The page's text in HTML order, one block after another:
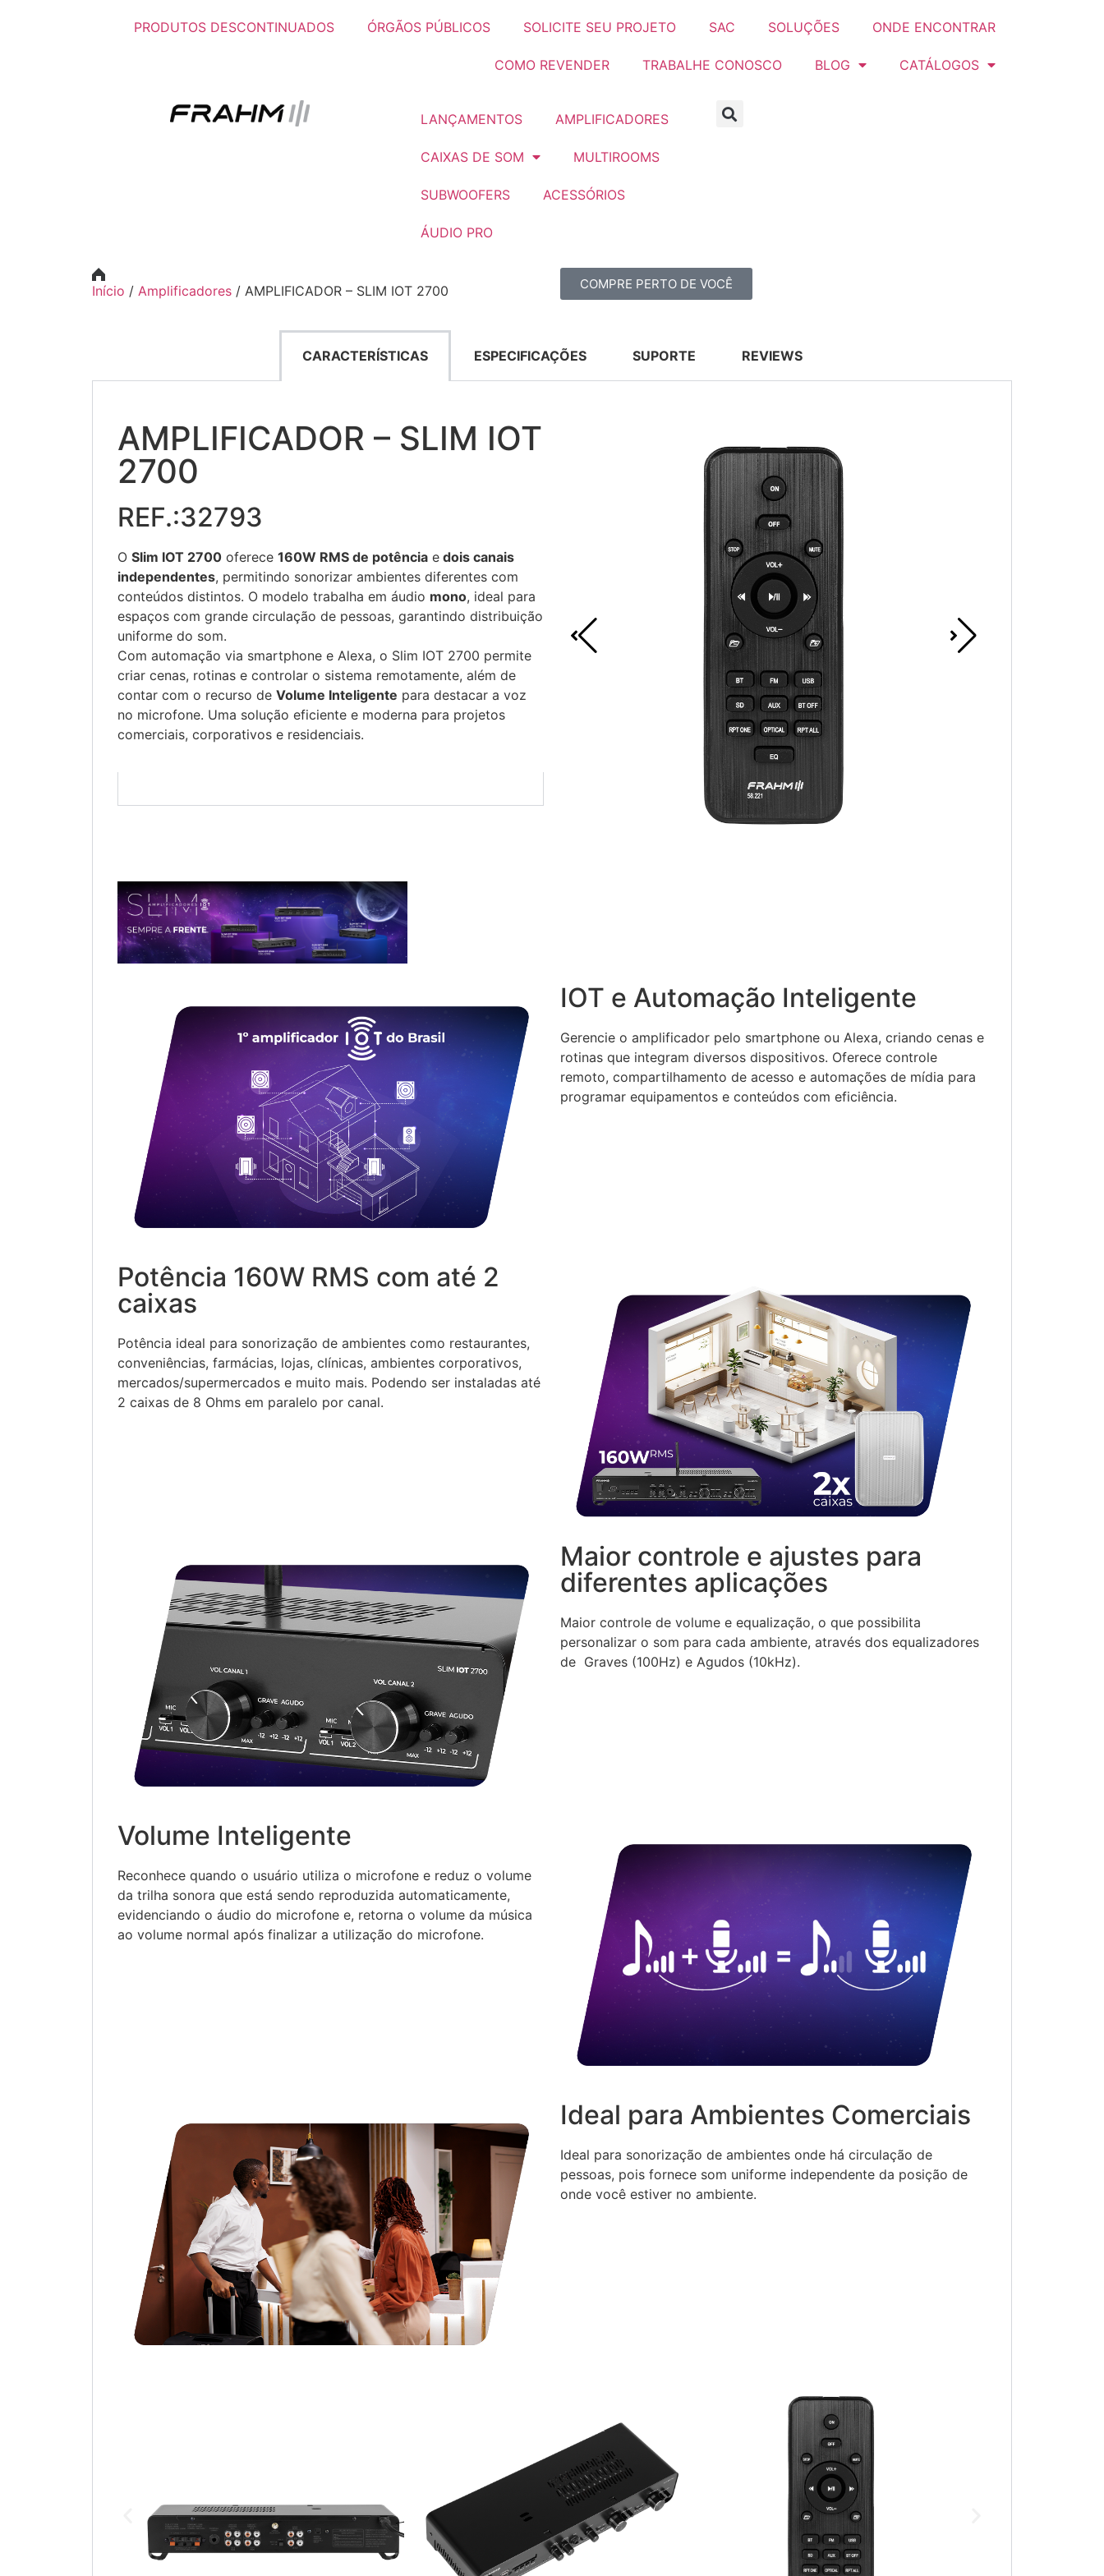
PRODUTOS DESCONTINUADOS ÓRGÃOS PÚBLICOS SOLICITE SEU PROJETO SAC SOLUÇÕES ONDE ENCONTRAR
COMO REVENDER TRABALHE CONOSCO BLOG CATÁLOGOS
LANÇAMENTOS AMPLIFICADORES
CAIXAS DE SOM MULTIROOMS
SUBWOOFERS ACESSÓRIOS
ÁUDIO PRO
Início / Amplificadores / AMPLIFICADOR – SLIM IOT 2700 COMPRE PERTO DE VOCÊ
CARACTERÍSTICAS ESPECIFICAÇÕES SUPORTE REVIEWS
AMPLIFICADOR – SLIM IOT
2700
REF.:32793
O Slim IOT 2700 oferece 160W RMS de potência e dois canais
independentes, permitindo sonorizar ambientes diferentes com
conteúdos distintos. O modelo trabalha em áudio mono, ideal para
espaços com grande circulação de pessoas, garantindo distribuição
uniforme do som.
Com automação via smartphone e Alexa, o Slim IOT 2700 permite
criar cenas, rotinas e controlar o sistema remotamente, além de
contar com o recurso de Volume Inteligente para destacar a voz
no microfone. Uma solução eficiente e moderna para projetos
comerciais, corporativos e residenciais.
IOT e Automação Inteligente
Gerencie o amplificador pelo smartphone ou Alexa, criando cenas e
rotinas que integram diversos dispositivos. Oferece controle
remoto, compartilhamento de acesso e automações de mídia para
programar equipamentos e conteúdos com eficiência.
Potência 160W RMS com até 2
caixas
Potência ideal para sonorização de ambientes como restaurantes,
conveniências, farmácias, lojas, clínicas, ambientes corporativos,
mercados/supermercados e muito mais. Podendo ser instaladas até
2 caixas de 8 Ohms em paralelo por canal.
Maior controle e ajustes para
diferentes aplicações
Maior controle de volume e equalização, o que possibilita
personalizar o som para cada ambiente, através dos equalizadores
de Graves (100Hz) e Agudos (10kHz).
Volume Inteligente
Reconhece quando o usuário utiliza o microfone e reduz o volume
da trilha sonora que está sendo reproduzida automaticamente,
evidenciando o áudio do microfone e, retorna o volume da música
ao volume normal após finalizar a utilização do microfone.
Ideal para Ambientes Comerciais
Ideal para sonorização de ambientes onde há circulação de
pessoas, pois fornece som uniforme independente da posição de
onde você estiver no ambiente.